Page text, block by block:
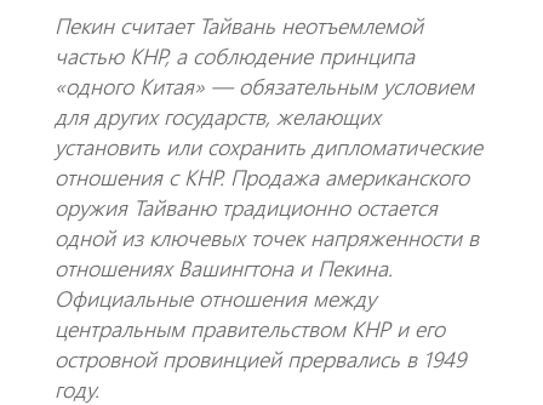
Пекин считает Тайвань неотъемлемой
частью КНР, а соблюдение принципа
«одного Китая» — обязательным условием
для других государств, желающих
установить или сохранить дипломатические
отношения с КНР. Продажа американского
оружия Тайваню традиционно остается
одной из ключевых точек напряженности в
отношениях Вашингтона и Пекина.
Официальные отношения между
центральным правительством КНР и его
островной провинцией прервались в 1949
году.